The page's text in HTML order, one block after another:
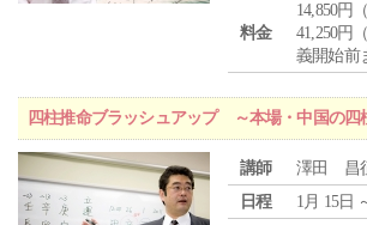
料金
14,850円
41,250円
義開始前
四柱推命ブラッシュアップ ～本場・中国の四
講師
澤田 昌
日程
1月 15日